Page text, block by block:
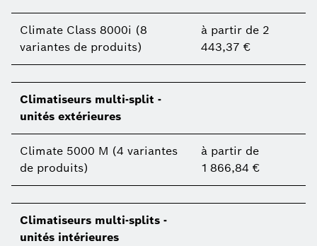
Climate Class 8000i (8
variantes de produits)
à partir de 2
443,37 €
Climatiseurs multi-split -
unités extérieures
Climate 5000 M (4 variantes
de produits)
à partir de
1 866,84 €
Climatiseurs multi-splits -
unités intérieures